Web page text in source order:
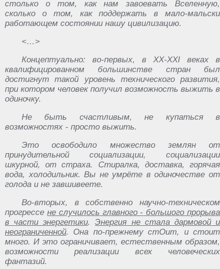
‎столько ‎о ‎том,‏ ‎как ‎нам‏ ‎завоевать ‎Вселенную,‏
‎сколько‏ ‎о‏ ‎том, ‎как‏ ‎поддержать ‎в ‎мало-мальски
‎работающем‏ ‎состоянии ‎нашу‏ ‎цивилизацию.
<…>
Концептуально: ‎во-первых,‏ ‎в‏ ‎XX-XXI ‎веках‏ ‎в
‎квалифицированном‏ ‎большинстве ‎стран ‎был
‎достигнут ‎такой‏ ‎уровень‏ ‎технического‏ ‎развития,
‎при‏ ‎котором ‎человек‏ ‎получил ‎возможность‏ ‎выжить‏ ‎в
‎одиночку.
Не‏ ‎быть ‎счастливым, ‎не ‎купаться ‎в‏
‎возможностях ‎-‏ ‎просто‏ ‎выжить.
Это‏ ‎освободило ‎множество ‎землян ‎от‏
‎принудительной ‎социализации,‏ ‎социализации
‎шкурной,‏ ‎от‏ ‎страха.‏ ‎Стиралка, ‎доставка, ‎горячая
‎вода, ‎холодильник. ‎Вы ‎не ‎умрёте ‎в‏ ‎одиночестве‏ ‎от
‎голода ‎и ‎не‏ ‎завшивеете.
Во-вторых, ‎в‏ ‎собственно ‎научно-техническом‏
‎прогрессе не‏ ‎случилось‏ ‎главного ‎-‏ ‎большого ‎прорыва
‎в ‎части‏ ‎энергетики. ‎Энергия‏ ‎не‏ ‎стала‏ ‎дармовой ‎и
‎неограниченной. Она ‎по-прежнему ‎стОит,‏ ‎и ‎стоит
‎много.‏ ‎И‏ ‎это ‎ограничивает,‏ ‎естественным ‎образом,
‎возможности ‎реализации‏ ‎всех ‎человеческих
‎фантазий.